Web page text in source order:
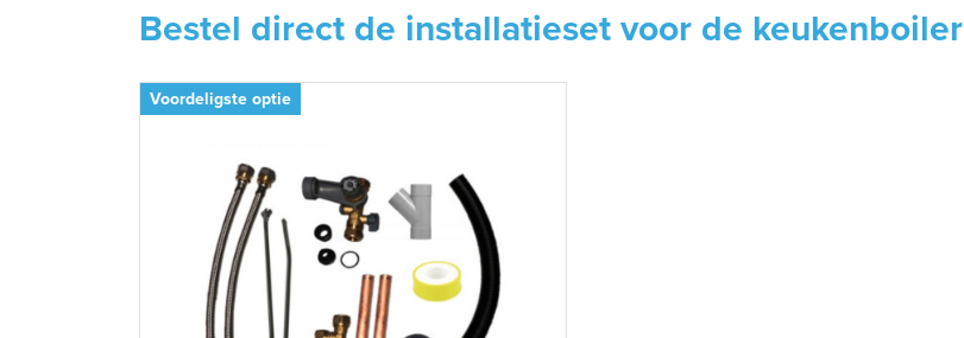
Bestel direct de installatieset voor de keukenboiler
Voordeligste optie